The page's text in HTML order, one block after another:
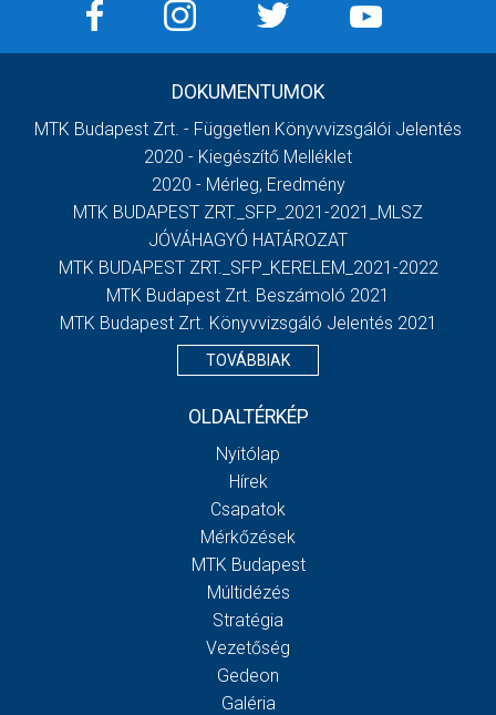
DOKUMENTUMOK
MTK Budapest Zrt. - Független Könyvvizsgálói Jelentés
2020 - Kiegészítő Melléklet
2020 - Mérleg, Eredmény
MTK BUDAPEST ZRT._SFP_2021-2021_MLSZ
JÓVÁHAGYÓ HATÁROZAT
MTK BUDAPEST ZRT._SFP_KERELEM_2021-2022
MTK Budapest Zrt. Beszámoló 2021
MTK Budapest Zrt. Könyvvizsgáló Jelentés 2021
TOVÁBBIAK
OLDALTÉRKÉP
Nyitólap
Hírek
Csapatok
Mérkőzések
MTK Budapest
Múltidézés
Stratégia
Vezetőség
Gedeon
Galéria